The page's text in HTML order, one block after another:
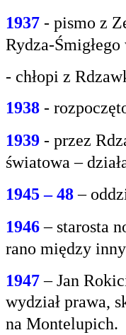
1937 - pismo z
Rydza-
- chłopi z
1938 -
1939 - przez
światowa –
1945 – 48–
1946– starosta
rano między
1947 – Jan
wydział prawa,
na Montelupich.